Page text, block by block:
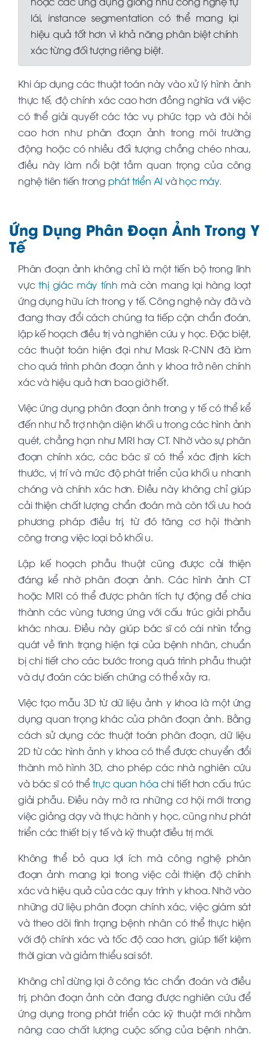
lái, instance segmentation có thể mang lại
hiệu quả tốt hơn vì khả năng phân biệt chính
xác từng đối tượng riêng biệt.
Khi áp dụng các thuật toán này vào xử lý hình ảnh
thực tế, độ chính xác cao hơn đồng nghĩa với việc
có thể giải quyết các tác vụ phức tạp và đòi hỏi
cao hơn như phân đoạn ảnh trong môi trường
động hoặc có nhiều đối tượng chồng chéo nhau,
điều này làm nổi bật tầm quan trọng của công
nghệ tiên tiến trong phát triển AI và học máy.
Ứng Dụng Phân Đoạn Ảnh Trong Y
Tế
Phân đoạn ảnh không chỉ là một tiến bộ trong lĩnh
vựcthị giác máy tính mà còn mang lại hàng loạt
ứng dụng hữu ích trong y tế. Công nghệ này đã và
đang thay đổi cách chúng ta tiếp cận chẩn đoán,
lập kế hoạch điều trị và nghiên cứu y học. Đặc biệt,
các thuật toán hiện đại như Mask R-CNN đã làm
cho quá trình phân đoạn ảnh y khoa trở nên chính
xác và hiệu quả hơn bao giờ hết.
Việc ứng dụng phân đoạn ảnh trong y tế có thể kể
đến như hỗ trợ nhận diện khối u trong các hình ảnh
quét, chẳng hạn như MRI hay CT. Nhờ vào sự phân
đoạn chính xác, các bác sĩ có thể xác định kích
thước, vị trí và mức độ phát triển của khối u nhanh
chóng và chính xác hơn. Điều này không chỉ giúp
cải thiện chất lượng chẩn đoán mà còn tối ưu hoá
phương pháp điều trị, từ đó tăng cơ hội thành
công trong việc loại bỏ khối u.
Lập kế hoạch phẫu thuật cũng được cải thiện
đáng kể nhờ phân đoạn ảnh. Các hình ảnh CT
hoặc MRI có thể được phân tích tự động để chia
thành các vùng tương ứng với cấu trúc giải phẫu
khác nhau. Điều này giúp bác sĩ có cái nhìn tổng
quát về tình trạng hiện tại của bệnh nhân, chuẩn
bị chi tiết cho các bước trong quá trình phẫu thuật
và dự đoán các biến chứng có thể xảy ra.
Việc tạo mẫu 3D từ dữ liệu ảnh y khoa là một ứng
dụng quan trọng khác của phân đoạn ảnh. Bằng
cách sử dụng các thuật toán phân đoạn, dữ liệu
2D từ các hình ảnh y khoa có thể được chuyển đổi
thành mô hình 3D, cho phép các nhà nghiên cứu
và bác sĩ có thểtrực quan hóa chi tiết hơn cấu trúc
giải phẫu. Điều này mở ra những cơ hội mới trong
việc giảng dạy và thực hành y học, cũng như phát
triển các thiết bị y tế và kỹ thuật điều trị mới.
Không thể bỏ qua lợi ích mà công nghệ phân
đoạn ảnh mang lại trong việc cải thiện độ chính
xác và hiệu quả của các quy trình y khoa. Nhờ vào
những dữ liệu phân đoạn chính xác, việc giám sát
và theo dõi tình trạng bệnh nhân có thể thực hiện
với độ chính xác và tốc độ cao hơn, giúp tiết kiệm
thời gian và giảm thiểu sai sót.
Không chỉ dừng lại ở công tác chẩn đoán và điều
trị, phân đoạn ảnh còn đang được nghiên cứu để
ứng dụng trong phát triển các kỹ thuật mới nhằm
nâng cao chất lượng cuộc sống của bệnh nhân.